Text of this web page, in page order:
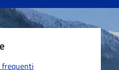
frequenti